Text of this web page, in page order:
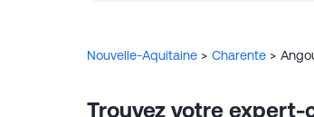
Nouvelle-Aquitaine > Charente >
Trouvez votre expert-